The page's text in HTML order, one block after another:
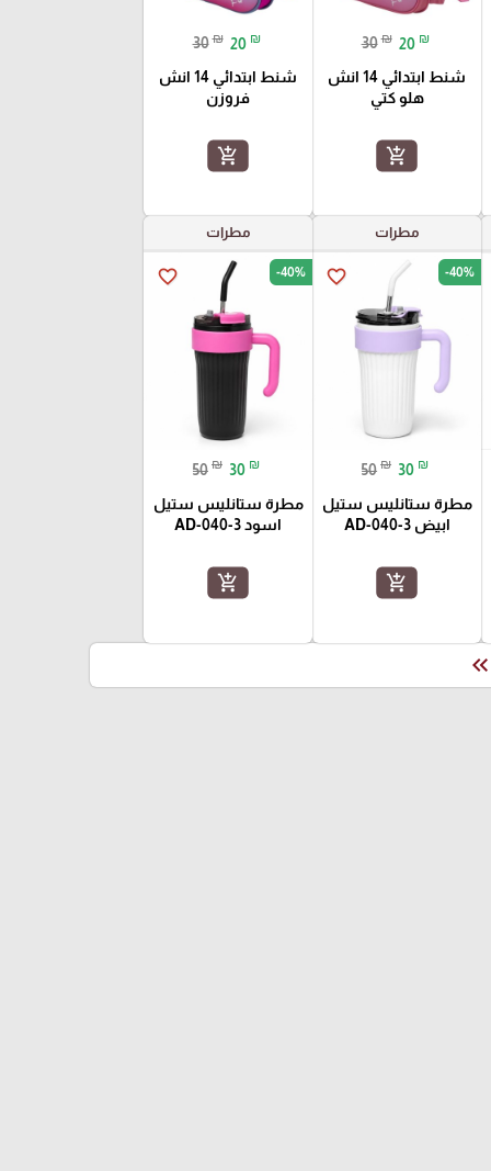
30 ₪ 20 ₪
شنط ابتدائي 14 انش
هلو كتي
add_shopping_cart
30 ₪ 20 ₪
شنط ابتدائي 14 انش
فروزن
add_shopping_cart
مطرات
favorite_border -40%
50 ₪ 30 ₪
مطرة ستانليس ستيل
ابيض AD-040-3
add_shopping_cart
مطرات
favorite_border -40%
50 ₪ 30 ₪
مطرة ستانليس ستيل
اسود AD-040-3
add_shopping_cart
keyboard_double_arrow_left